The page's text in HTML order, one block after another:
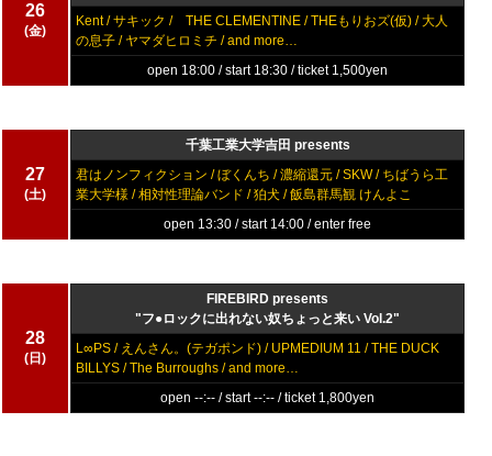
26
(金)
Kent / サキック / THE CLEMENTINE / THEもりおズ(仮) / 大人
の息子 / ヤマダヒロミチ / and more…
open 18:00 / start 18:30 / ticket 1,500yen
27
(土)
千葉工業大学吉田 presents
君はノンフィクション / ぼくんち / 濃縮還元 / SKW / ちばうら工
業大学様 / 相対性理論バンド / 狛犬 / 飯島群馬観 けんよこ
open 13:30 / start 14:00 / enter free
28
(日)
FIREBIRD presents
"フ●ロックに出れない奴ちょっと来い Vol.2"
L∞PS / えんさん。(テガポンド) / UPMEDIUM 11 / THE DUCK
BILLYS / The Burroughs / and more…
open --:-- / start --:-- / ticket 1,800yen